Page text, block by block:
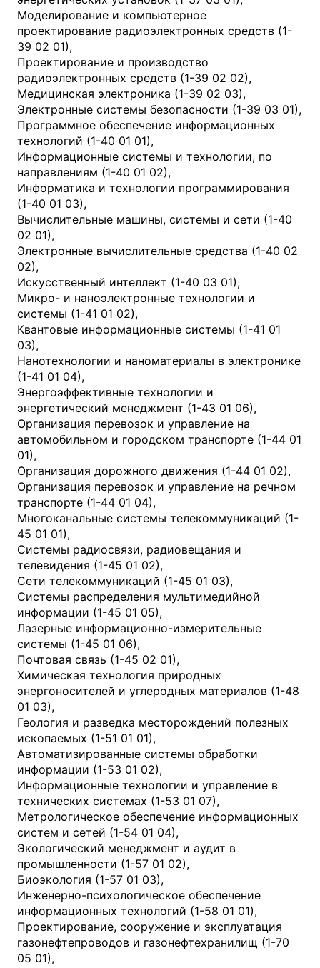
Моделирование и компьютерное
проектирование радиоэлектронных средств (1-
39 02 01),
Проектирование и производство
радиоэлектронных средств (1-39 02 02),
Медицинская электроника (1-39 02 03),
Электронные системы безопасности (1-39 03 01),
Программное обеспечение информационных
технологий (1-40 01 01),
Информационные системы и технологии, по
направлениям (1-40 01 02),
Информатика и технологии программирования
(1-40 01 03),
Вычислительные машины, системы и сети (1-40
02 01),
Электронные вычислительные средства (1-40 02
02),
Искусственный интеллект (1-40 03 01),
Микро- и наноэлектронные технологии и
системы (1-41 01 02),
Квантовые информационные системы (1-41 01
03),
Нанотехнологии и наноматериалы в электронике
(1-41 01 04),
Энергоэффективные технологии и
энергетический менеджмент (1-43 01 06),
Организация перевозок и управление на
автомобильном и городском транспорте (1-44 01
01),
Организация дорожного движения (1-44 01 02),
Организация перевозок и управление на речном
транспорте (1-44 01 04),
Многоканальные системы телекоммуникаций (1-
45 01 01),
Системы радиосвязи, радиовещания и
телевидения (1-45 01 02),
Сети телекоммуникаций (1-45 01 03),
Системы распределения мультимедийной
информации (1-45 01 05),
Лазерные информационно-измерительные
системы (1-45 01 06),
Почтовая связь (1-45 02 01),
Химическая технология природных
энергоносителей и углеродных материалов (1-48
01 03),
Геология и разведка месторождений полезных
ископаемых (1-51 01 01),
Автоматизированные системы обработки
информации (1-53 01 02),
Информационные технологии и управление в
технических системах (1-53 01 07),
Метрологическое обеспечение информационных
систем и сетей (1-54 01 04),
Экологический менеджмент и аудит в
промышленности (1-57 01 02),
Биоэкология (1-57 01 03),
Инженерно-психологическое обеспечение
информационных технологий (1-58 01 01),
Проектирование, сооружение и эксплуатация
газонефтепроводов и газонефтехранилищ (1-70
05 01),